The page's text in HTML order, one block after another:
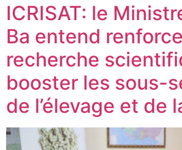
ICRISAT: le
Ba entend
recherche
booster les sous-
de l’élevage et de